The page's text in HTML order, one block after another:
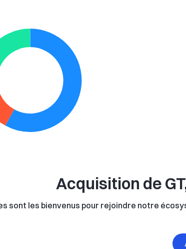
Acquisition de
sont les bienvenus pour rejoindre notre